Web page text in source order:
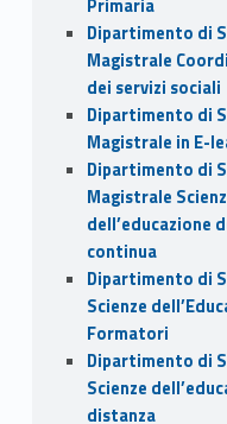
Primaria
Dipartimento di
Magistrale
dei servizi sociali
Dipartimento di
Magistrale in E-
Dipartimento di
Magistrale
dell’educazione
continua
Dipartimento di
Scienze
Formatori
Dipartimento di
Scienze
distanza